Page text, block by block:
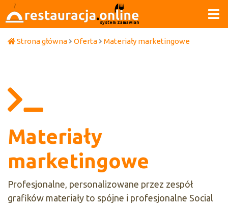
system zamawiania
Strona główna Oferta Materiały marketingowe
Materiały
marketingowe
Profesjonalne, personalizowane przez zespół
grafików materiały to spójne i profesjonalne Social